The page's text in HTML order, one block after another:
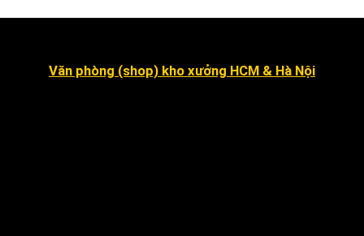
Văn phòng (shop) kho xưởng HCM & Hà Nội